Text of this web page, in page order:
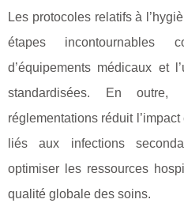
Les protocoles relatifs à
étapes incontournables
d’équipements médicaux et
standardisées. En
réglementations réduit
liés aux infections
optimiser les ressources
qualité globale des soins.